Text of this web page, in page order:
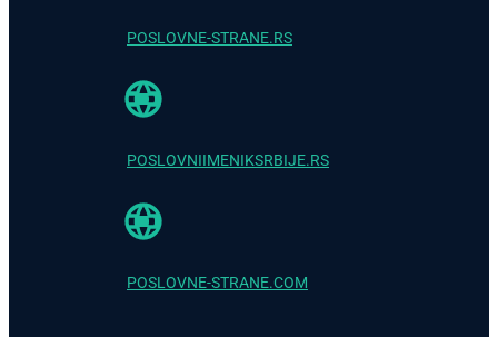
POSLOVNE-STRANE.RS
POSLOVNIIMENIKSRBIJE.RS
POSLOVNE-STRANE.COM